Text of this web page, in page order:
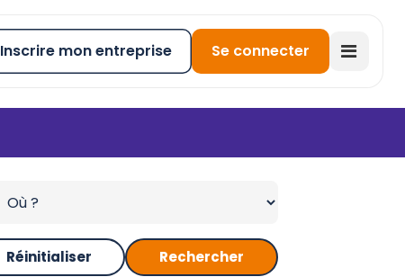
Inscrire mon entreprise Se connecter
Réinitialiser Rechercher